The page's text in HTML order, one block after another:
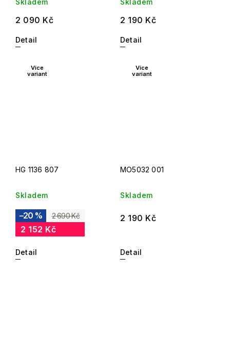
Skladem
2 090 Kč
Detail
Skladem
2 190 Kč
Detail
Více
variant
HG 1136 807
Skladem
2 690 Kč
–20 %
2 152 Kč
Detail
Více
variant
MO5032 001
Skladem
2 190 Kč
Detail